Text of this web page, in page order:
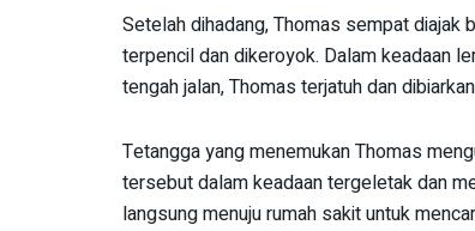
Setelah dihadang, Thomas sempat
terpencil dan dikeroyok. Dalam keadaan
tengah jalan, Thomas terjatuh dan
Tetangga yang menemukan Thomas
tersebut dalam keadaan tergeletak dan
langsung menuju rumah sakit untuk